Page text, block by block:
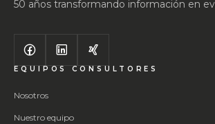
50 años transformando información en
EQUIPOS CONSULTORES
Nosotros
Nuestro equipo